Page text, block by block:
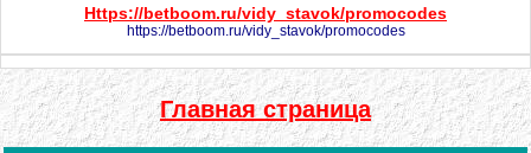
Https://betboom.ru/vidy_stavok/promocodes
https://betboom.ru/vidy_stavok/promocodes
Главная страница